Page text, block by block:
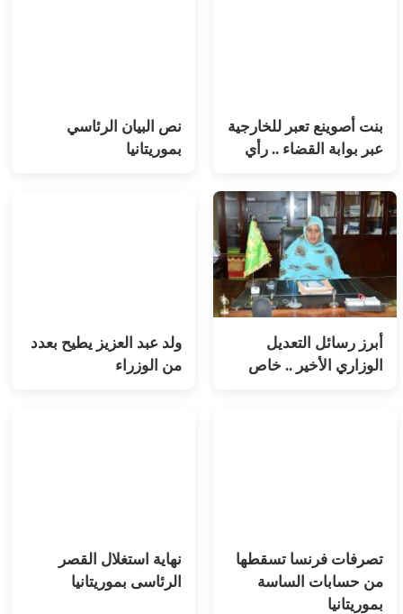
بنت أصوينع تعبر للخارجية
عبر بوابة القضاء .. رأي
نص البيان الرئاسي
بموريتانيا
أبرز رسائل التعديل
الوزاري الأخير .. خاص
ولد عبد العزيز يطيح بعدد
من الوزراء
تصرفات فرنسا تسقطها
من حسابات الساسة
بموريتانيا
نهاية استغلال القصر
الرئاسى بموريتانيا